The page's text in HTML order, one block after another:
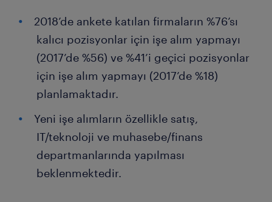
2018’de ankete katılan firmaların %76’sı
kalıcı pozisyonlar için işe alım yapmayı
(2017’de %56) ve %41’i geçici pozisyonlar
için işe alım yapmayı (2017’de %18)
planlamaktadır.
Yeni işe alımların özellikle satış,
IT/teknoloji ve muhasebe/finans
departmanlarında yapılması
beklenmektedir.